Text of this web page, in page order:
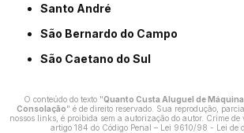
Santo André
São Bernardo do Campo
São Caetano do Sul
O conteúdo do texto "Quanto Custa Aluguel de
Consolação" é de direito reservado. Sua reprodução,
nossos links, é proibida sem a autorização do autor. Crime de
artigo 184 do Código Penal – Lei 9610/98 - Lei de